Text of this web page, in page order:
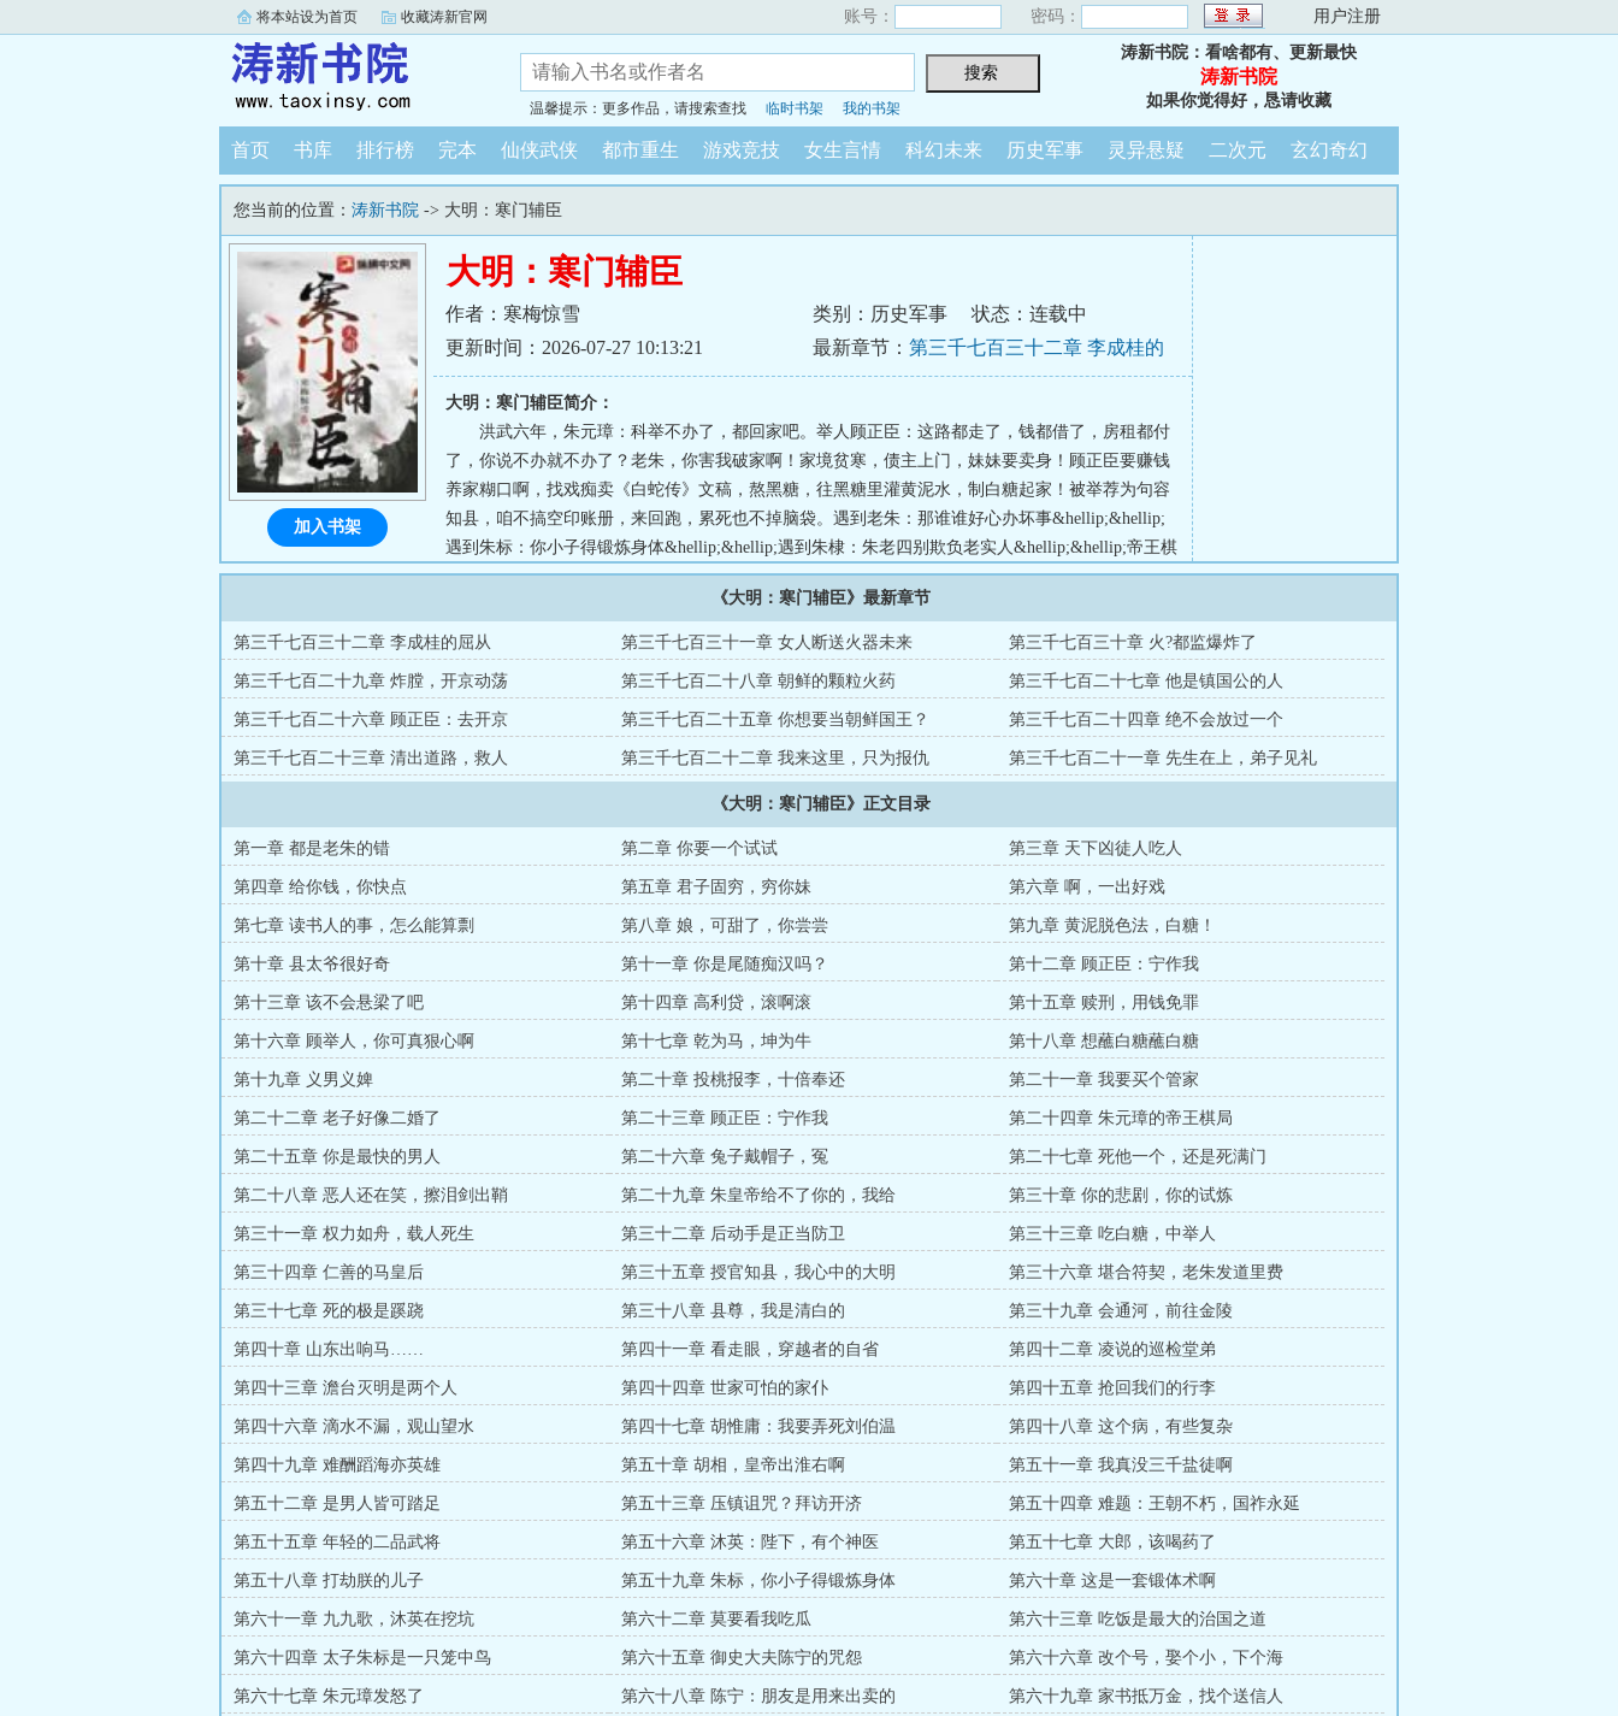
将本站设为首页 收藏涛新官网 账号： 密码： 用户注册
温馨提示：更多作品，请搜索查找 临时书架 我的书架
涛新书院：看啥都有、更新最快
涛新书院
如果你觉得好，恳请收藏
首页 书库 排行榜 完本 仙侠武侠 都市重生 游戏竞技 女生言情 科幻未来 历史军事 灵异悬疑 二次元 玄幻奇幻
您当前的位置： 涛新书院 -> 大明：寒门辅臣
大明：寒门辅臣
作者：寒梅惊雪 类别：历史军事
状态：连载中
更新时间：2026-07-27 10:13:21
最新章节： 第三千七百三十二章 李成桂的
屈从
大明：寒门辅臣简介：
洪武六年，朱元璋：科举不办了，都回家吧。举人顾正臣：这路都走了，钱都借了，房租都付
了，你说不办就不办了？老朱，你害我破家啊！家境贫寒，债主上门，妹妹要卖身！顾正臣要赚钱
养家糊口啊，找戏痴卖《白蛇传》文稿，熬黑糖，往黑糖里灌黄泥水，制白糖起家！被举荐为句容
知县，咱不搞空印账册，来回跑，累死也不掉脑袋。遇到老朱：那谁谁好心办坏事&hellip;&hellip;
遇到朱标：你小子得锻炼身体&hellip;&hellip;遇到朱棣：朱老四别欺负老实人&hellip;&hellip;帝王棋
局，临渊而行，三朝辅臣，巅峰大明！...
加入书架
《大明：寒门辅臣》最新章节
第三千七百三十二章 李成桂的屈从 第三千七百三十一章 女人断送火器未来 第三千七百三十章 火?都监爆炸了
第三千七百二十九章 炸膛，开京动荡 第三千七百二十八章 朝鲜的颗粒火药 第三千七百二十七章 他是镇国公的人
第三千七百二十六章 顾正臣：去开京 第三千七百二十五章 你想要当朝鲜国王？ 第三千七百二十四章 绝不会放过一个
第三千七百二十三章 清出道路，救人 第三千七百二十二章 我来这里，只为报仇 第三千七百二十一章 先生在上，弟子见礼
《大明：寒门辅臣》正文目录
第一章 都是老朱的错 第二章 你要一个试试 第三章 天下凶徒人吃人
第四章 给你钱，你快点 第五章 君子固穷，穷你妹 第六章 啊，一出好戏
第七章 读书人的事，怎么能算剽 第八章 娘，可甜了，你尝尝 第九章 黄泥脱色法，白糖！
第十章 县太爷很好奇 第十一章 你是尾随痴汉吗？ 第十二章 顾正臣：宁作我
第十三章 该不会悬梁了吧 第十四章 高利贷，滚啊滚 第十五章 赎刑，用钱免罪
第十六章 顾举人，你可真狠心啊 第十七章 乾为马，坤为牛 第十八章 想蘸白糖蘸白糖
第十九章 义男义婢 第二十章 投桃报李，十倍奉还 第二十一章 我要买个管家
第二十二章 老子好像二婚了 第二十三章 顾正臣：宁作我 第二十四章 朱元璋的帝王棋局
第二十五章 你是最快的男人 第二十六章 兔子戴帽子，冤 第二十七章 死他一个，还是死满门
第二十八章 恶人还在笑，擦泪剑出鞘 第二十九章 朱皇帝给不了你的，我给 第三十章 你的悲剧，你的试炼
第三十一章 权力如舟，载人死生 第三十二章 后动手是正当防卫 第三十三章 吃白糖，中举人
第三十四章 仁善的马皇后 第三十五章 授官知县，我心中的大明 第三十六章 堪合符契，老朱发道里费
第三十七章 死的极是蹊跷 第三十八章 县尊，我是清白的 第三十九章 会通河，前往金陵
第四十章 山东出响马…… 第四十一章 看走眼，穿越者的自省 第四十二章 凌说的巡检堂弟
第四十三章 澹台灭明是两个人 第四十四章 世家可怕的家仆 第四十五章 抢回我们的行李
第四十六章 滴水不漏，观山望水 第四十七章 胡惟庸：我要弄死刘伯温 第四十八章 这个病，有些复杂
第四十九章 难酬蹈海亦英雄 第五十章 胡相，皇帝出淮右啊 第五十一章 我真没三千盐徒啊
第五十二章 是男人皆可踏足 第五十三章 压镇诅咒？拜访开济 第五十四章 难题：王朝不朽，国祚永延
第五十五章 年轻的二品武将 第五十六章 沐英：陛下，有个神医 第五十七章 大郎，该喝药了
第五十八章 打劫朕的儿子 第五十九章 朱标，你小子得锻炼身体 第六十章 这是一套锻体术啊
第六十一章 九九歌，沐英在挖坑 第六十二章 莫要看我吃瓜 第六十三章 吃饭是最大的治国之道
第六十四章 太子朱标是一只笼中鸟 第六十五章 御史大夫陈宁的咒怨 第六十六章 改个号，娶个小，下个海
第六十七章 朱元璋发怒了 第六十八章 陈宁：朋友是用来出卖的 第六十九章 家书抵万金，找个送信人